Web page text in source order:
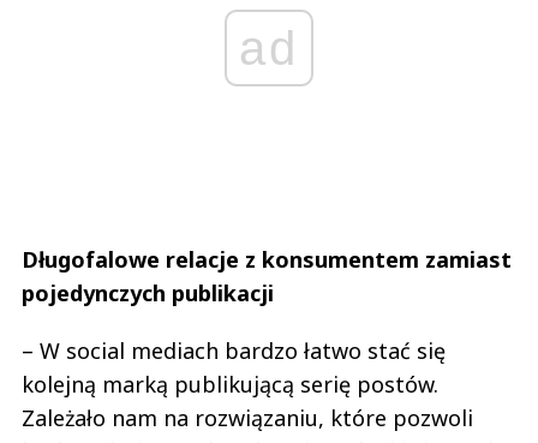
ad
Długofalowe relacje z konsumentem zamiast
pojedynczych publikacji
– W social mediach bardzo łatwo stać się
kolejną marką publikującą serię postów.
Zależało nam na rozwiązaniu, które pozwoli